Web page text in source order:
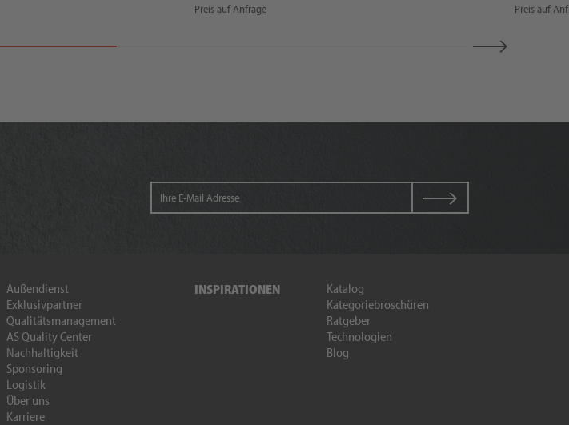
Preis auf Anfrage Preis auf
Außendienst
Exklusivpartner
Qualitätsmanagement
AS Quality Center
Nachhaltigkeit
Sponsoring
Logistik
Über uns
Karriere
INSPIRATIONEN
Katalog
Kategoriebroschüren
Ratgeber
Technologien
Blog